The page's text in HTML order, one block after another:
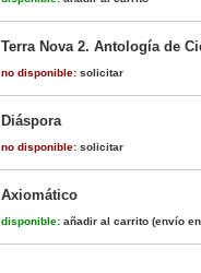
Terra Nova 2. Antología de
no disponible: solicitar
Diáspora
no disponible: solicitar
Axiomático
disponible: añadir al carrito (envío